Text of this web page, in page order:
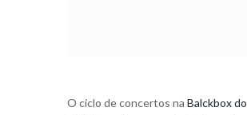
O ciclo de concertos na Balckbox do